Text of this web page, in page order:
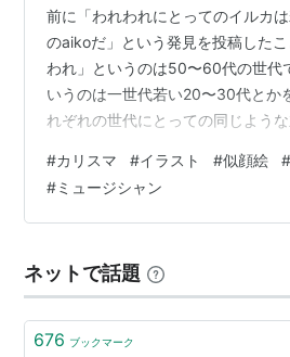
前に「われわれにとってのイルカ
のaikoだ」という発見を投稿した
われ」というのは50〜60代の世代
いうのは一世代若い20〜30代とか
れぞれの世代にとっての同じよう
シリーズで、この前気づいた新作で
ての大槻ケンヂ（右）は若い人たち
観（左）だ 大槻ケンヂは僕らの世
説・エッセイなど物書きとしても
まさにサブカルのカリスマ的存在
#カリスマ #イラスト #似顔絵
#ミュージシャン
ネットで話題
676 ブックマーク